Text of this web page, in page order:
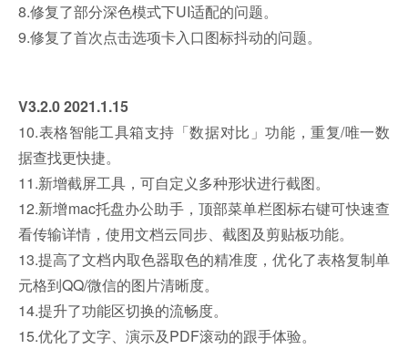
8.修复了部分深色模式下UI适配的问题。
9.修复了首次点击选项卡入口图标抖动的问题。
V3.2.0 2021.1.15
10.表格智能工具箱支持「数据对比」功能，重复/唯一数
据查找更快捷。
11.新增截屏工具，可自定义多种形状进行截图。
12.新增mac托盘办公助手，顶部菜单栏图标右键可快速查
看传输详情，使用文档云同步、截图及剪贴板功能。
13.提高了文档内取色器取色的精准度，优化了表格复制单
元格到QQ/微信的图片清晰度。
14.提升了功能区切换的流畅度。
15.优化了文字、演示及PDF滚动的跟手体验。